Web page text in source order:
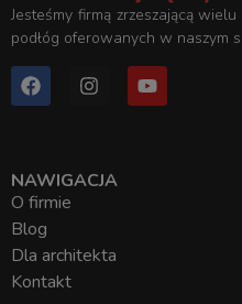
Jesteśmy firmą zrzeszającą
podłóg oferowanych w naszym
NAWIGACJA
O firmie
Blog
Dla architekta
Kontakt